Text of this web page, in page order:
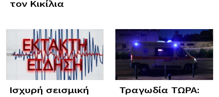
τον Κικίλια
Ισχυρή σεισμική
Τραγωδία ΤΩΡΑ: